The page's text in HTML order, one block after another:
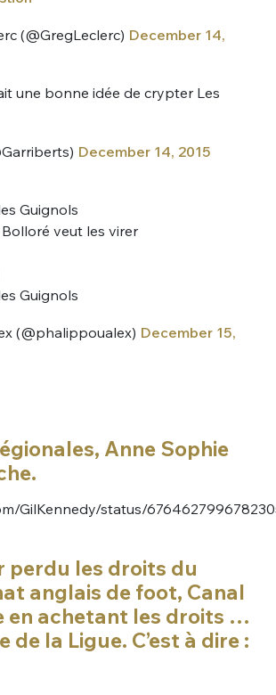
(@GregLeclerc) December 14,
une bonne idée de crypter Les
December 14, 2015
Guignols
veut les virer
Guignols
(@phalippoualex) December 15,
Anne Sophie
GilKennedy/status/
perdu les droits du
anglais de foot, Canal
en achetant les droits …
de la Ligue. C’est à dire :